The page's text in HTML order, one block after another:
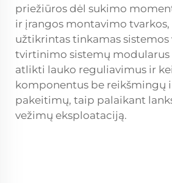
priežiūros dėl sukimo
ir įrangos montavimo
užtikrintas tinkamas sistemos
tvirtinimo sistemų
atlikti lauko reguliavimus ir
komponentus be reikšmingų
pakeitimų, taip palaikant
vežimų eksploataciją.